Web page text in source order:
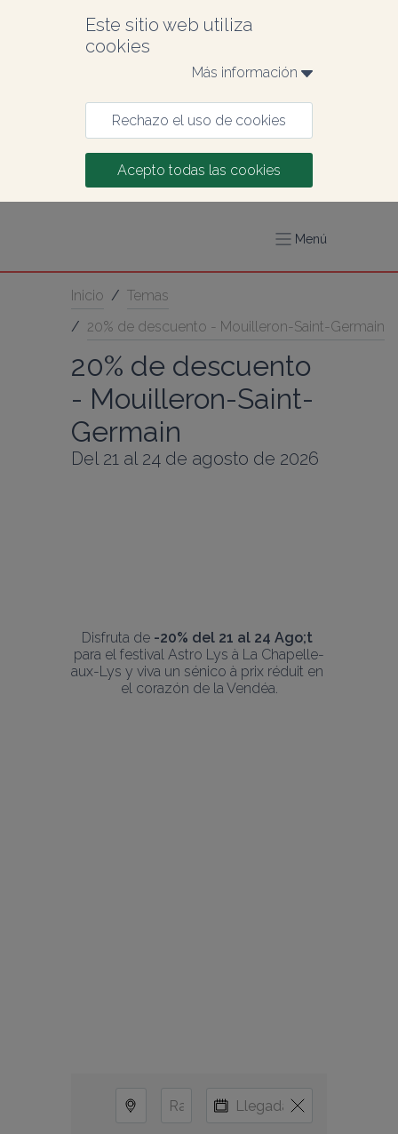
Este sitio web utiliza
cookies
Más información
Rechazo el uso de cookies
Acepto todas las cookies
Menú
Inicio / Temas
/ 20% de descuento - Mouilleron-Saint-Germain
20% de descuento
- Mouilleron-Saint-
Germain
Del 21 al 24 de agosto de 2026
Disfruta de -20% del 21 al 24 Ago;t
para el festival Astro Lys à La Chapelle-
aux-Lys y viva un sénico à prix réduit en
el corazón de la Vendéa.